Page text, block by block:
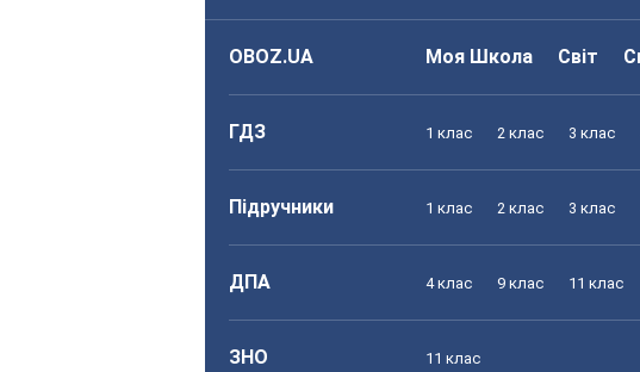
OBOZ.UA Моя Школа Світ
ГДЗ 1 клас 2 клас 3 клас
Підручники 1 клас 2 клас 3 клас
ДПА 4 клас 9 клас 11 клас
ЗНО 11 клас